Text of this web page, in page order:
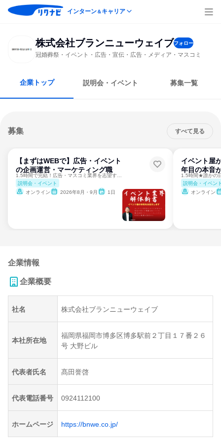
インターン＆キャリア
株式会社ブランニューウェイブフォロー
冠婚葬祭・イベント・広告・宣伝・広告・メディア・マスコミ
企業トップ 説明会・イベント 募集一覧
募集 すべて見る
【まずはWEBで】広告・イベント
の企画運営・マーケティング職
説明会・イベント
オンライン
2026年8月・9月 1日
イベント屋
年目の本音
説明会・イベン
オンライン
企業情報
企業概要
社名 株式会社ブランニューウェイブ
本社所在地
福岡県福岡市博多区博多駅前２丁目１７番２６
号 大野ビル
代表者氏名 髙田誉啓
代表電話番号 0924112100
ホームページ https://bnwe.co.jp/